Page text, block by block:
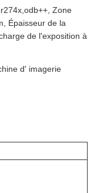
Zone
Épaisseur de la
de l'exposition à
d' imagerie